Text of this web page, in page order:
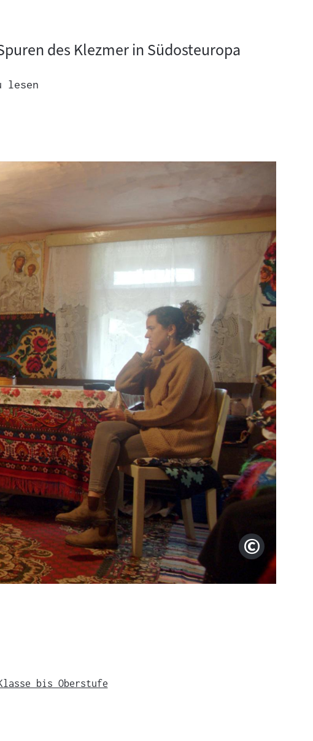
des Klezmer in Südosteuropa
lesen
Copyright
bis Oberstufe